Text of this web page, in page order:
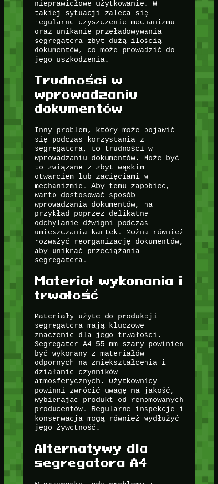
nieprawidłowe użytkowanie. W
takiej sytuacji zaleca się
regularne czyszczenie mechanizmu
oraz unikanie przeładowywania
segregatora zbyt dużą ilością
dokumentów, co może prowadzić do
jego uszkodzenia.
Trudności w
wprowadzaniu
dokumentów
Inny problem, który może pojawić
się podczas korzystania z
segregatora, to trudności w
wprowadzaniu dokumentów. Może być
to związane z zbyt wąskim
otwarciem lub zacięciami w
mechanizmie. Aby temu zapobiec,
warto dostosować sposób
wprowadzania dokumentów, na
przykład poprzez delikatne
odchylanie dźwigni podczas
umieszczania kartek. Można również
rozważyć reorganizację dokumentów,
aby uniknąć przeciążania
segregatora.
Materiał wykonania i
trwałość
Materiały użyte do produkcji
segregatora mają kluczowe
znaczenie dla jego trwałości.
Segregator A4 55 mm szary powinien
być wykonany z materiałów
odpornych na zniekształcenia i
działanie czynników
atmosferycznych. Użytkownicy
powinni zwrócić uwagę na jakość,
wybierając produkt od renomowanych
producentów. Regularne inspekcje i
konserwacja mogą również wydłużyć
jego żywotność.
Alternatywy dla
segregatora A4